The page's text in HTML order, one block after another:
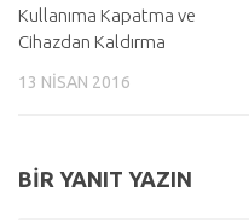
Kullanıma Kapatma ve
Cihazdan Kaldırma
13 NISAN 2016
BIR YANIT YAZIN